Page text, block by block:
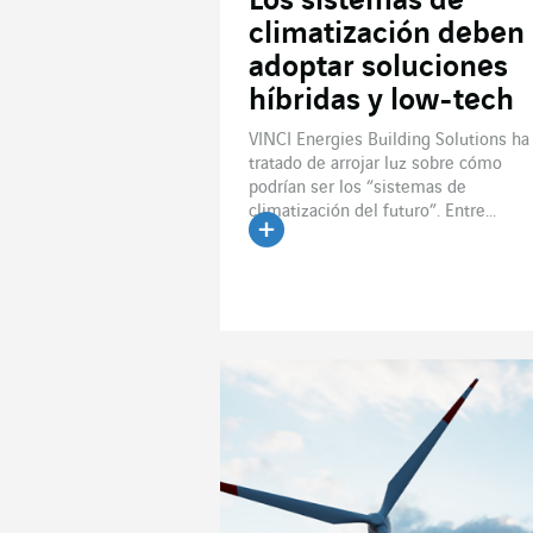
climatización deben
adoptar soluciones
híbridas y low-tech
VINCI Energies Building Solutions ha
tratado de arrojar luz sobre cómo
podrían ser los “sistemas de
climatización del futuro”. Entre...